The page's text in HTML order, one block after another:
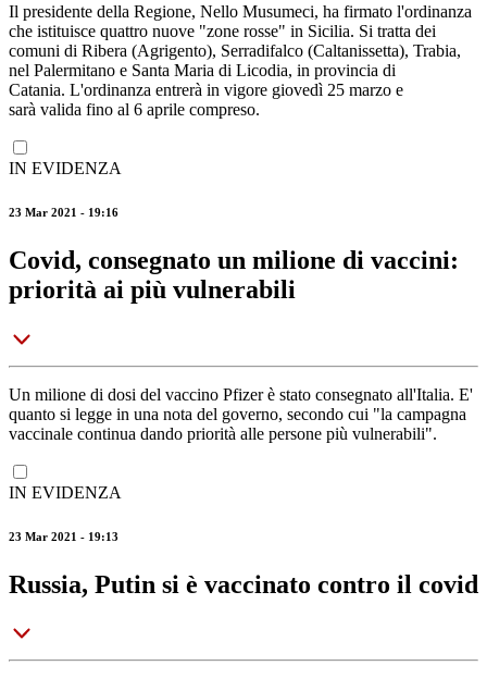
Il presidente della Regione, Nello Musumeci, ha firmato l'ordinanza
che istituisce quattro nuove "zone rosse" in Sicilia. Si tratta dei
comuni di Ribera (Agrigento), Serradifalco (Caltanissetta), Trabia,
nel Palermitano e Santa Maria di Licodia, in provincia di
Catania. L'ordinanza entrerà in vigore giovedì 25 marzo e
sarà valida fino al 6 aprile compreso.
IN EVIDENZA
23 Mar 2021 - 19:16
Covid, consegnato un milione di vaccini:
priorità ai più vulnerabili
Un milione di dosi del vaccino Pfizer è stato consegnato all'Italia. E'
quanto si legge in una nota del governo, secondo cui "la campagna
vaccinale continua dando priorità alle persone più vulnerabili".
IN EVIDENZA
23 Mar 2021 - 19:13
Russia, Putin si è vaccinato contro il covid